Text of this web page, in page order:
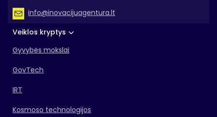
Veiklos kryptys
Gyvybės mokslai
GovTech
IRT
Kosmoso technologijos
info@inovacijuagentura.lt